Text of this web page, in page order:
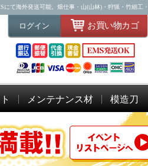
海外発送可能。畑仕事・山(山林)・狩猟・竹細工
ログイン お買い物カゴ
メンテナンス材 模造刀